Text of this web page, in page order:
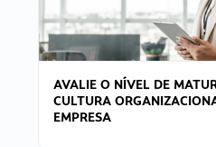
AVALIE O NÍVEL DE
CULTURA
EMPRESA